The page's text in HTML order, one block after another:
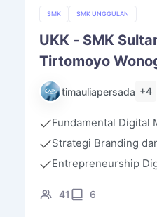
SMK SMK UNGGULAN
UKK - SMK
Tirtomoyo
timauliapersada +4
Fundamental Digital
Strategi Branding
Entrepreneurship
41 6